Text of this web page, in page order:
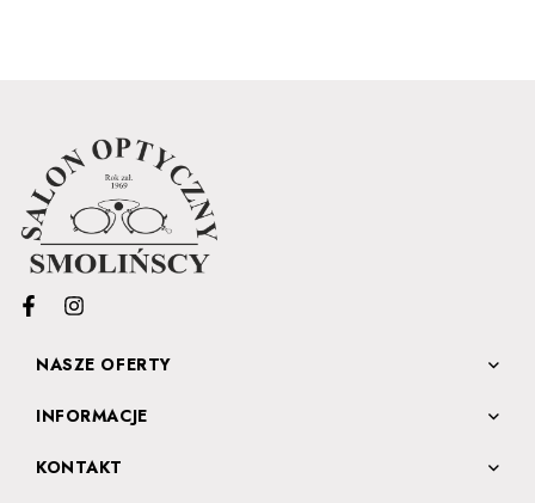
NASZE OFERTY
INFORMACJE
KONTAKT